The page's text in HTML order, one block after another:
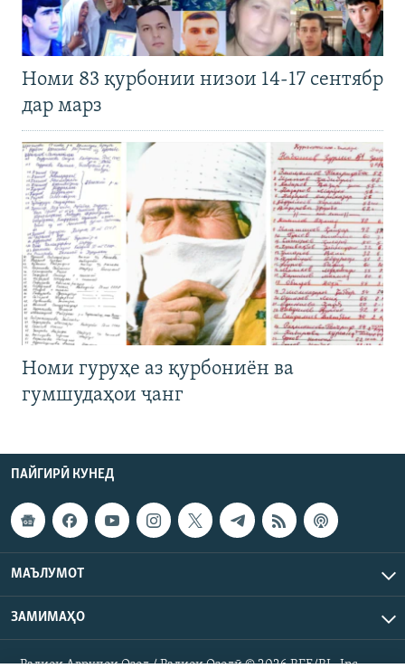
Номи 83 қурбонии низои 14-17 сентябр
дар марз
Номи гуруҳе аз қурбониён ва
гумшудаҳои ҷанг
ПАЙГИРӢ КУНЕД
МАЪЛУМОТ
ЗАМИМАҲО
Радиои Аврупои Озод / Радиои Озодӣ © 2026 RFE/RL. Inc.